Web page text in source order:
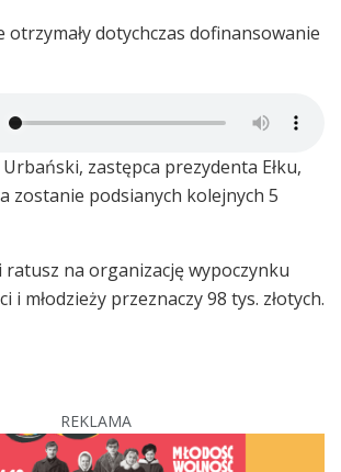
otrzymały dotychczas dofinansowanie
zastępca prezydenta Ełku,
zostanie podsianych kolejnych 5
ratusz na organizację wypoczynku
i młodzieży przeznaczy 98 tys. złotych.
REKLAMA